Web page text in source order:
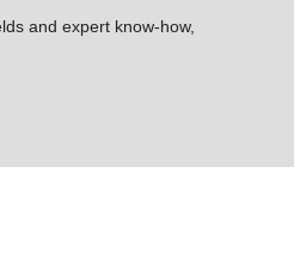
and expert know-how,